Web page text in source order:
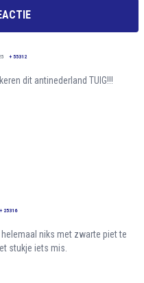
+ 55312
dit antinederland TUIG!!!
+ 25316
niks met zwarte piet te
stukje iets mis.